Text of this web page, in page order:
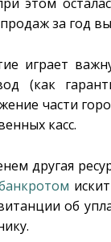
за год
играет
(как
части
касс.
другая
об